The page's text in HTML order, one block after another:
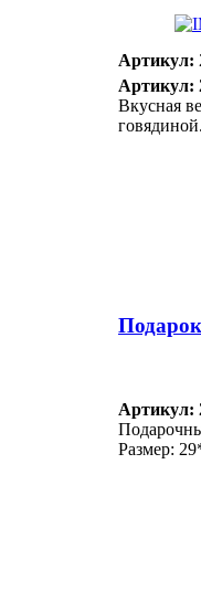
Артикул:
Артикул:
Вкусная
Артикул:
Размер: